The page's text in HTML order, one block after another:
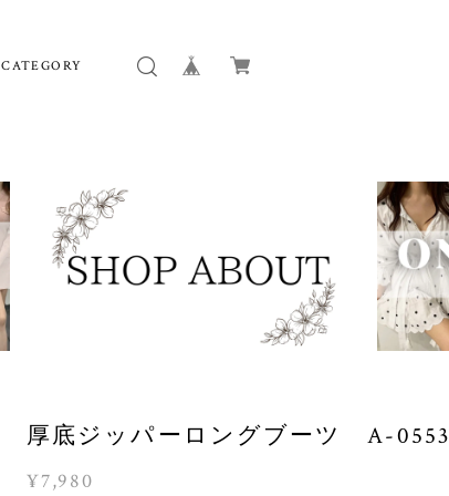
CATEGORY
厚底ジッパーロングブーツ A-0553
¥7,980